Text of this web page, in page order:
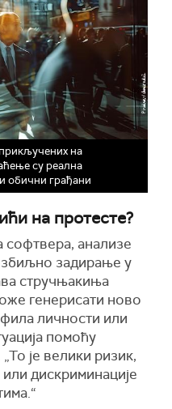
на
су реална
обични грађани
на протесте?
софтвера, анализе
задирање у
стручњакиња
генерисати ново
личности или
помоћу
је велики ризик,
дискриминације